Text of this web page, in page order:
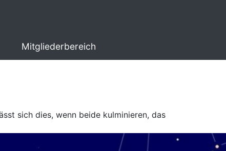
Mitgliederbereich
sich dies, wenn beide kulminieren, das